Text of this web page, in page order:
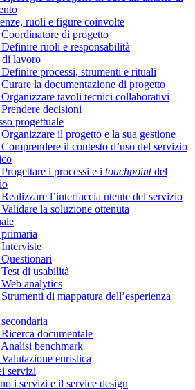
ruoli e figure coinvolte
di progetto
ruoli e responsabilità
lavoro
processi, strumenti e rituali
la documentazione di progetto
tavoli tecnici collaborativi
decisioni
progettuale
il progetto e la sua gestione
il contesto d’uso del servizio
i processi e i touchpointdel
l’interfaccia utente del servizio
la soluzione ottenuta
di usabilità
analytics
di mappatura dell’esperienza
documentale
benchmark
euristica
servizi
i servizi e il service design